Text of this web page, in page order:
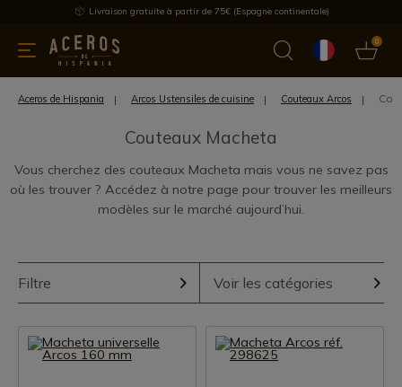
Livraison gratuite à partir de 75€ (Espagne continentale)
0
de cuisine Offre Dernières nouvelles Meilleures ventes
Aceros de Hispania Arcos Ustensiles de cuisine Couteaux Arcos
Couteaux Macheta
Vous cherchez des couteaux Macheta mais vous ne savez pas
où les trouver ? Accédez à notre page pour trouver les meilleurs
modèles sur le marché aujourd’hui.
Filtre Voir les catégories